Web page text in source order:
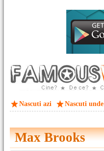
Nascuti azi Nascuti unde
Max Brooks